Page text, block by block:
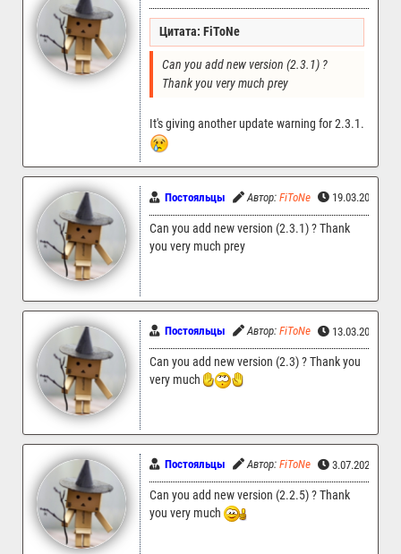
Цитата: FiToNe
Can you add new version (2.3.1) ?
Thank you very much prey
It's giving another update warning for 2.3.1.
Постояльцы Автор: FiToNe 19.03.2026
Can you add new version (2.3.1) ? Thank
you very much prey
Постояльцы Автор: FiToNe 13.03.2026
Can you add new version (2.3) ? Thank you
very much
Постояльцы Автор: FiToNe 3.07.2025
Can you add new version (2.2.5) ? Thank
you very much